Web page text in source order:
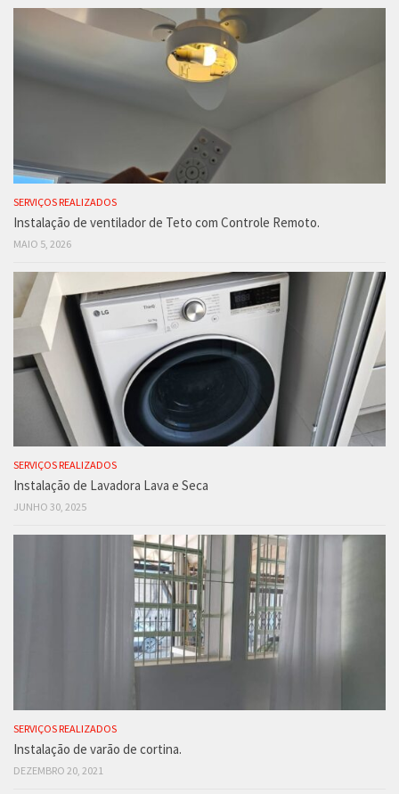
SERVIÇOS REALIZADOS
Instalação de ventilador de Teto com Controle Remoto.
MAIO 5, 2026
SERVIÇOS REALIZADOS
Instalação de Lavadora Lava e Seca
JUNHO 30, 2025
SERVIÇOS REALIZADOS
Instalação de varão de cortina.
DEZEMBRO 20, 2021